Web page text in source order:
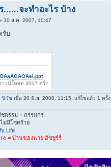
จะทำอะไร บ้าง
30 ส.ค. 2007, 10:47
รับ
าวน์โหลด 4017 ครั้ง
นิวัช เมื่อ 20 มิ.ย. 2008, 11:15, แก้ไขแล้ว 1 ครั้ง
ชกรรม + กรรมกร
ม่มีโชคร้าย
Life
= บ้านของนาย อัซซูร์รี่